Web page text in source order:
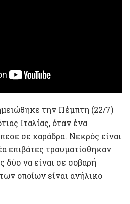
την Πέμπτη (22/7)
Ιταλίας, όταν ένα
σε χαράδρα. Νεκρός είναι
επιβάτες τραυματίσθηκαν
δύο να είναι σε σοβαρή
οποίων είναι ανήλικο